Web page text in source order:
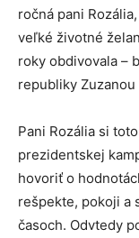
ročná pani
veľké životné
roky obdivovala –
republiky Zuzanou
Pani Rozália si
prezidentskej
hovoriť o
rešpekte, pokoji a
časoch. Odvtedy